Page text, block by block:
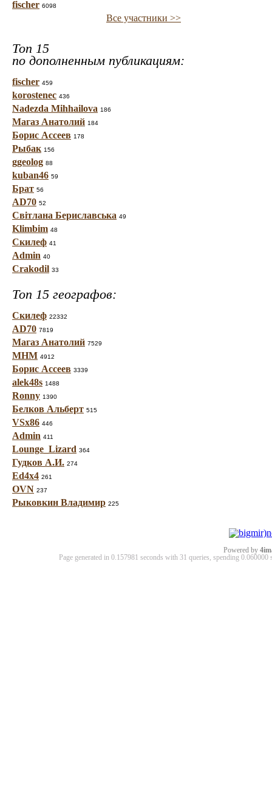
fischer 6098
Все участники >>
Топ 15
по дополненным публикациям:
fischer 459
korostenec 436
Nadezda Mihhailova 186
Магаз Анатолий 184
Борис Ассеев 178
Рыбак 156
ggeolog 88
kuban46 59
Брат 56
AD70 52
Світлана Бериславська 49
Klimbim 48
Скилеф 41
Admin 40
Crakodil 33
Топ 15 географов:
Скилеф 22332
AD70 7819
Магаз Анатолий 7529
МНМ 4912
Борис Ассеев 3339
alek48s 1488
Ronny 1390
Белков Альберт 515
VSx86 446
Admin 411
Lounge_Lizard 364
Гудков А.И. 274
Ed4x4 261
OVN 237
Рыковкин Владимир 225
Powered by
Page generated in 0.157981 seconds with 31 queries, spending